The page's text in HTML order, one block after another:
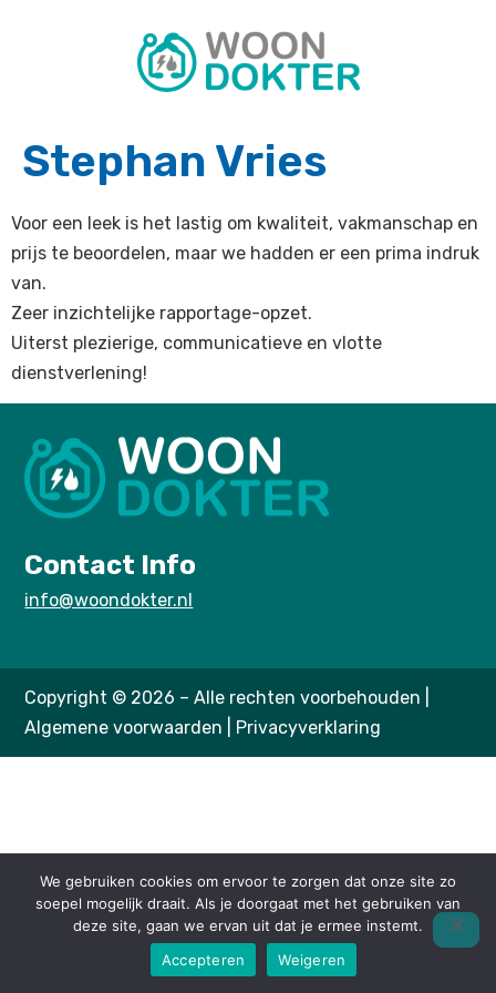
Stephan Vries
Voor een leek is het lastig om kwaliteit, vakmanschap en
prijs te beoordelen, maar we hadden er een prima indruk
van.
Zeer inzichtelijke rapportage-opzet.
Uiterst plezierige, communicatieve en vlotte
dienstverlening!
Contact Info
info@woondokter.nl
Copyright © 2026 – Alle rechten voorbehouden |
Algemene voorwaarden
Privacyverklaring
We gebruiken cookies om ervoor te zorgen dat onze site zo
soepel mogelijk draait. Als je doorgaat met het gebruiken van
deze site, gaan we ervan uit dat je ermee instemt.
Accepteren
Weigeren